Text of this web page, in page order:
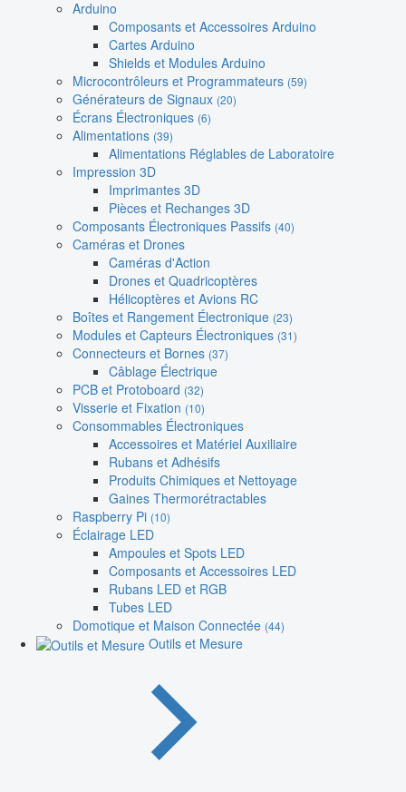
Arduino
Composants et Accessoires Arduino
Cartes Arduino
Shields et Modules Arduino
Microcontrôleurs et Programmateurs (59)
Générateurs de Signaux (20)
Écrans Électroniques (6)
Alimentations (39)
Alimentations Réglables de Laboratoire
Impression 3D
Imprimantes 3D
Pièces et Rechanges 3D
Composants Électroniques Passifs (40)
Caméras et Drones
Caméras d'Action
Drones et Quadricoptères
Hélicoptères et Avions RC
Boîtes et Rangement Électronique (23)
Modules et Capteurs Électroniques (31)
Connecteurs et Bornes (37)
Câblage Électrique
PCB et Protoboard (32)
Visserie et Fixation (10)
Consommables Électroniques
Accessoires et Matériel Auxiliaire
Rubans et Adhésifs
Produits Chimiques et Nettoyage
Gaines Thermorétractables
Raspberry Pi (10)
Éclairage LED
Ampoules et Spots LED
Composants et Accessoires LED
Rubans LED et RGB
Tubes LED
Domotique et Maison Connectée (44)
Outils et Mesure